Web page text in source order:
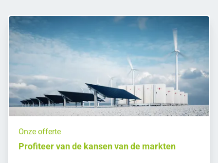
Onze offerte
Profiteer van de kansen van de markten